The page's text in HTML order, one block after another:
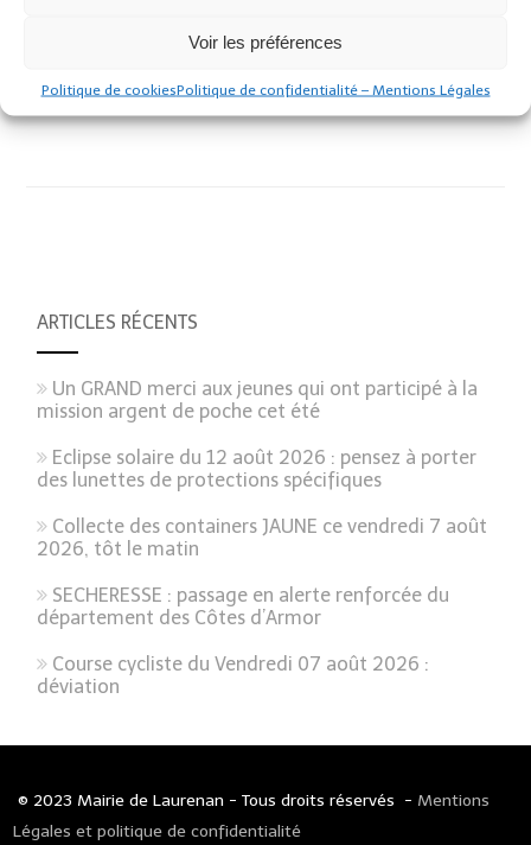
Voir les préférences
Politique de cookiesPolitique de confidentialité – Mentions Légales
Mairie
ARTICLES RÉCENTS
Un GRAND merci aux jeunes qui ont participé à la
mission argent de poche cet été
Eclipse solaire du 12 août 2026 : pensez à porter
des lunettes de protections spécifiques
Collecte des containers JAUNE ce vendredi 7 août
2026, tôt le matin
SECHERESSE : passage en alerte renforcée du
département des Côtes d’Armor
Course cycliste du Vendredi 07 août 2026 :
déviation
© 2023 Mairie de Laurenan - Tous droits réservés - Mentions
Légales et politique de confidentialité